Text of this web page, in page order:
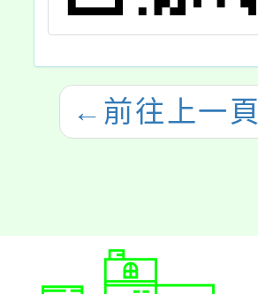
← 前往上一頁